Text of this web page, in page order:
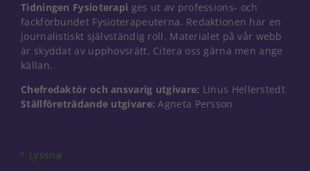
Tidningen Fysioterapi ges ut av professions- och
fackförbundet Fysioterapeuterna. Redaktionen har en
journalistiskt självständig roll. Materialet på vår webb
är skyddat av upphovsrätt. Citera oss gärna men ange
källan.
Chefredaktör och ansvarig utgivare: Linus Hellerstedt
Ställföreträdande utgivare: Agneta Persson
Lyssna
Nödvändiga